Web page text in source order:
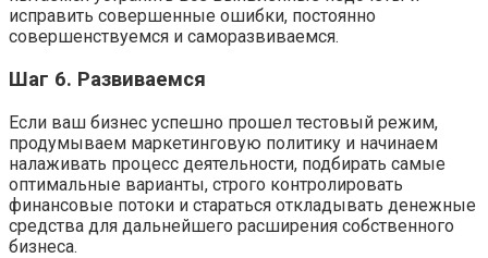
исправить совершенные ошибки, постоянно
совершенствуемся и саморазвиваемся.
Шаг 6. Развиваемся
Если ваш бизнес успешно прошел тестовый режим,
продумываем маркетинговую политику и начинаем
налаживать процесс деятельности, подбирать самые
оптимальные варианты, строго контролировать
финансовые потоки и стараться откладывать денежные
средства для дальнейшего расширения собственного
бизнеса.